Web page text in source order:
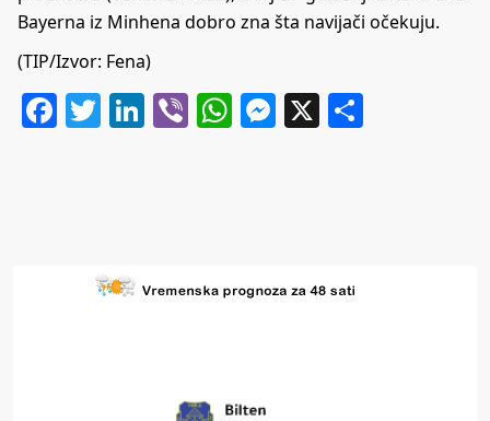
Bayerna iz Minhena dobro zna šta navijači očekuju.
(TIP/Izvor: Fena)
Facebook
Twitter
LinkedIn
ViberWhatsApp
Messenger
X